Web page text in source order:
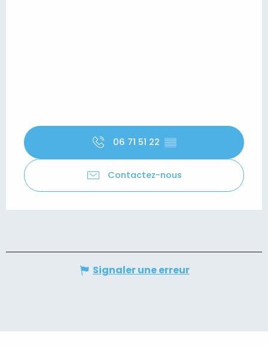
06 71 51 22 ▒▒
Contactez-nous
Signaler une erreur